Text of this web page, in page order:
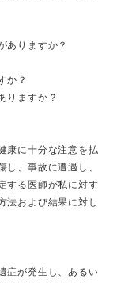
ありますか？
か？
りますか？
康に十分な注意を払
し、事故に遭遇し、
する医師が私に対す
法および結果に対し
症が発生し、あるい